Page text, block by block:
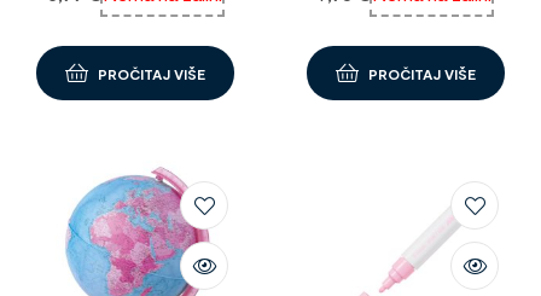
PROČITAJ VIŠE PROČITAJ VIŠE